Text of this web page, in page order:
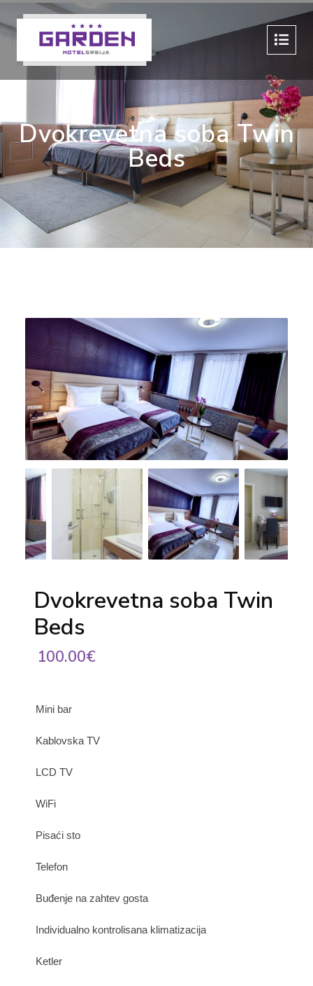
Dvokrevetna soba Twin
Beds
Dvokrevetna soba Twin
Beds
100.00€
Mini bar
Kablovska TV
LCD TV
WiFi
Pisaći sto
Telefon
Buđenje na zahtev gosta
Individualno kontrolisana klimatizacija
Ketler